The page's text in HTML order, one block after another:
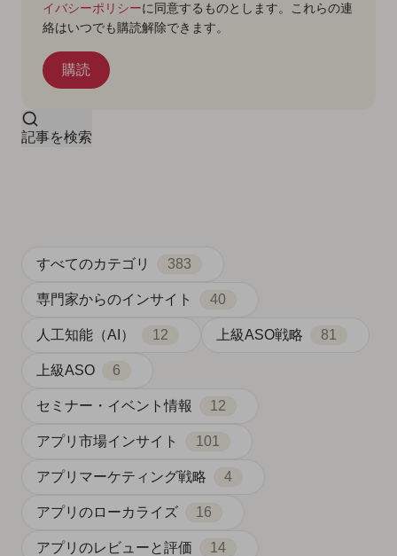
イバシーポリシーに同意するものとします。これらの連
絡はいつでも購読解除できます。
記事を検索
すべてのカテゴリ 383
専門家からのインサイト 40
人工知能（AI） 12 上級ASO戦略 81
上級ASO 6
セミナー・イベント情報 12
アプリ市場インサイト 101
アプリマーケティング戦略 4
アプリのローカライズ 16
アプリのレビューと評価 14